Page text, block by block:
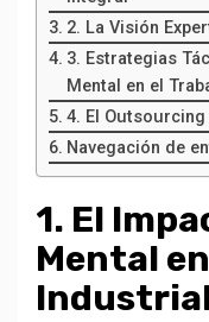
2. La Visión
3. Estrategias
Mental en el
4. El
Navegación de
1. El
Mental